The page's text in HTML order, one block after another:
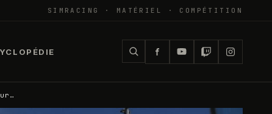
SIMRACING · MATÉRIEL · COMPÉTITION